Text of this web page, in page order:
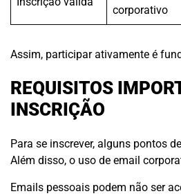
corporativo
Assim, participar ativamente é
REQUISITOS
INSCRIÇÃO
Para se inscrever, alguns pontos
Além disso, o uso de email
Emails pessoais podem não ser